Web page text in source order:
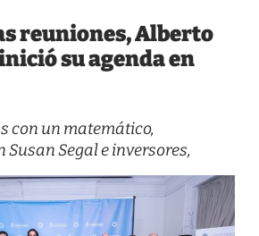
reuniones, Alberto
su agenda en
con un matemático,
Segal e inversores,